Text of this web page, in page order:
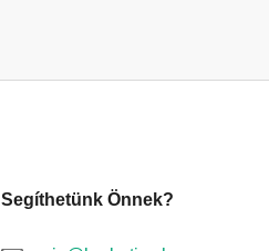
Segíthetünk Önnek?